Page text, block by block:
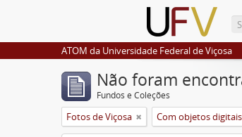
ATOM da Universidade Federal de Viçosa
Não foram
Fundos e Coleções
Fotos de Viçosa Com objetos digitais